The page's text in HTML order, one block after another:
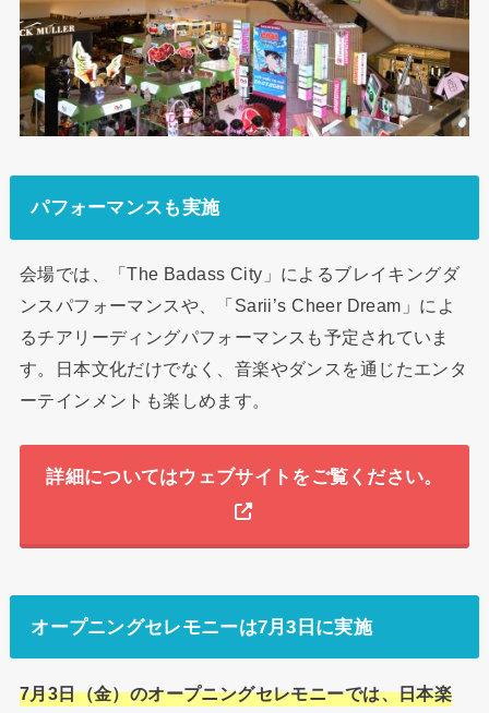
パフォーマンスも実施
会場では、「The Badass City」によるブレイキングダ
ンスパフォーマンスや、「Sarii’s Cheer Dream」によ
るチアリーディングパフォーマンスも予定されていま
す。日本文化だけでなく、音楽やダンスを通じたエンタ
ーテインメントも楽しめます。
詳細についてはウェブサイトをご覧ください。
オープニングセレモニーは7月3日に実施
7月3日（金）のオープニングセレモニーでは、日本楽